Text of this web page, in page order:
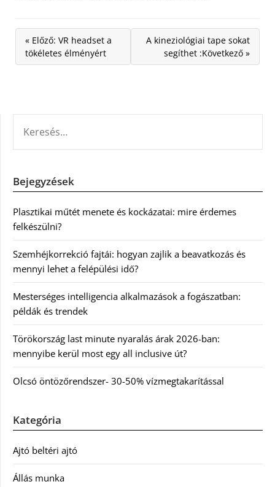
« Előző: VR headset a
tökéletes élményért
A kineziológiai tape sokat
segíthet :Következő »
Bejegyzések
Plasztikai műtét menete és kockázatai: mire érdemes
felkészülni?
Szemhéjkorrekció fajtái: hogyan zajlik a beavatkozás és
mennyi lehet a felépülési idő?
Mesterséges intelligencia alkalmazások a fogászatban:
példák és trendek
Törökország last minute nyaralás árak 2026-ban:
mennyibe kerül most egy all inclusive út?
Olcsó öntözőrendszer- 30-50% vízmegtakarítással
Kategória
Ajtó beltéri ajtó
Állás munka